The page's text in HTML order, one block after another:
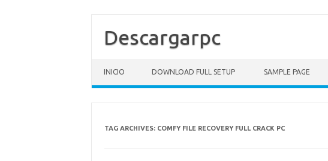
Descargarpc
INICIO DOWNLOAD FULL SETUP SAMPLE PAGE
TAG ARCHIVES: COMFY FILE RECOVERY FULL CRACK PC